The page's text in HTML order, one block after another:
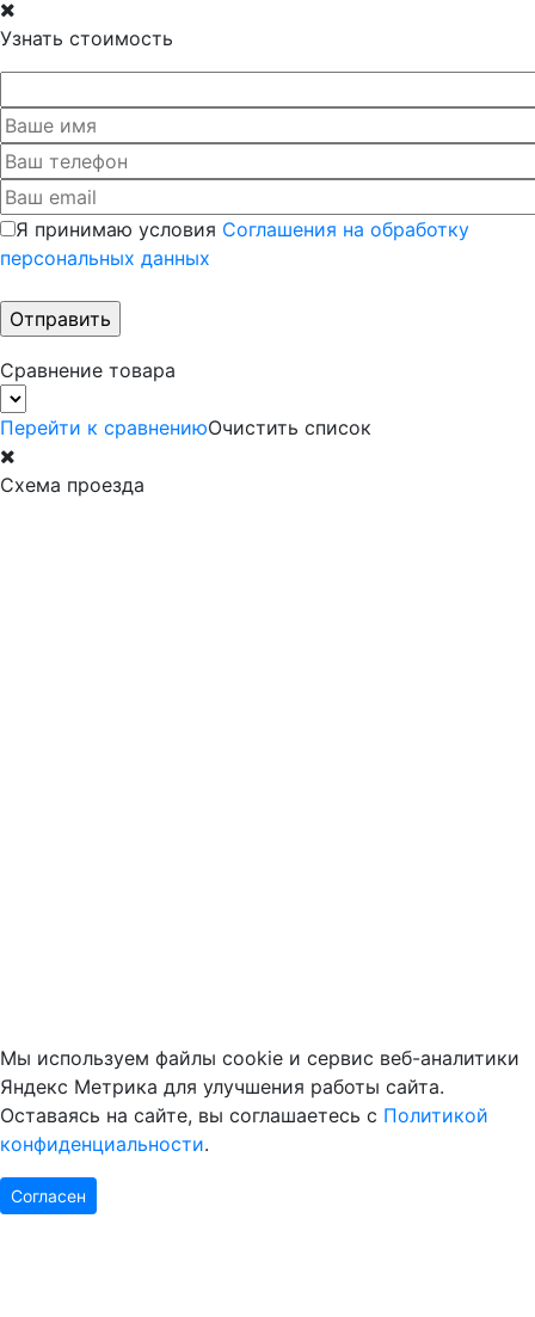
Узнать стоимость
Я принимаю условия Соглашения на обработку
персональных данных
Сравнение товара
Перейти к сравнениюОчистить список
Схема проезда
Мы используем файлы cookie и сервис веб-аналитики
Яндекс Метрика для улучшения работы сайта.
Оставаясь на сайте, вы соглашаетесь с Политикой
конфиденциальности.
Согласен